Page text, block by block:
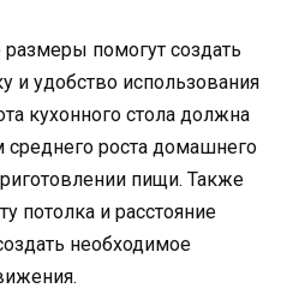
помогут создать
и удобство использования
кухонного стола должна
среднего роста домашнего
пищи. Также
потолка и расстояние
необходимое